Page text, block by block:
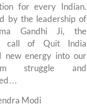
for every Indian.
by the leadership of
Gandhi Ji, the
call of Quit India
new energy into our
struggle and
Modi